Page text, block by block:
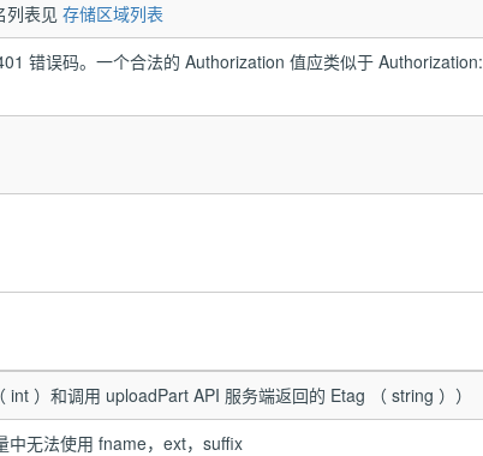
列表见 存储区域列表
错误码。一个合法的 Authorization 值应类似于 Authorization:
）和调用 uploadPart API 服务端返回的 Etag （ string ））
中无法使用 fname，ext，suffix